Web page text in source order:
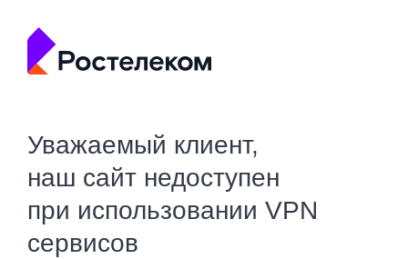
Уважаемый клиент,
наш сайт недоступен
при использовании VPN
сервисов